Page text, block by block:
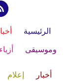
الرئيسية
وموسيقى أزياء
أخبار إعلام